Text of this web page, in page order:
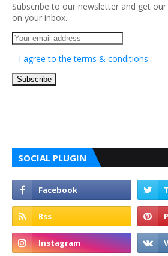
Subscribe to our newsletter and get
on your inbox.
I agree to the terms & conditions
SOCIAL PLUGIN